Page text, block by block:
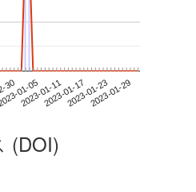
3001-05
2023-01-112023-01-172023-01-232023-01-29
(DOI)